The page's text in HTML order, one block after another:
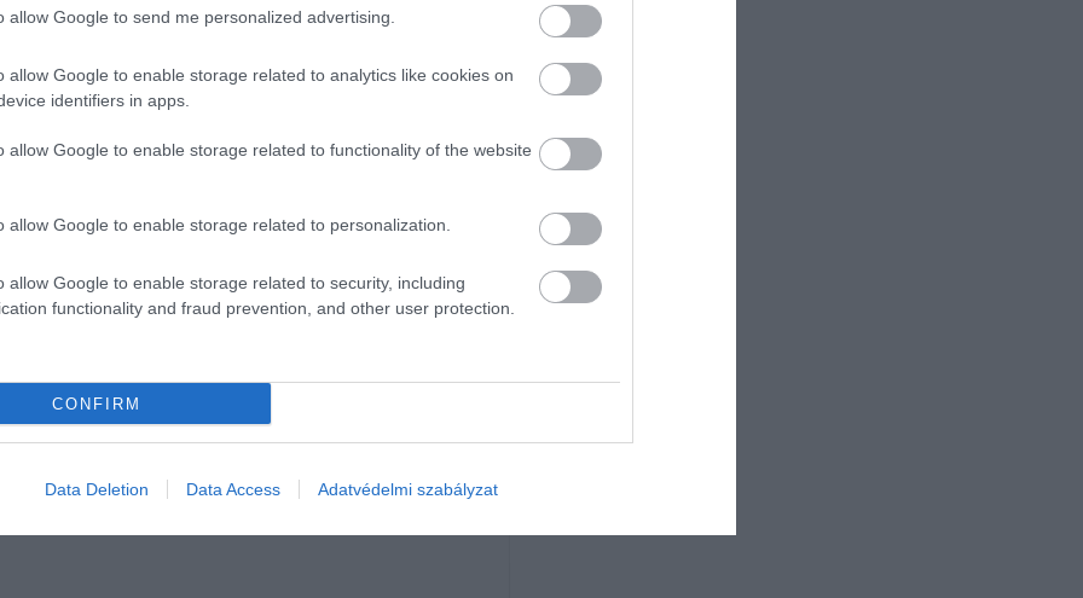
allow Google to send me personalized advertising.
allow Google to enable storage related to analytics like cookies on
identifiers in apps.
allow Google to enable storage related to functionality of the website
allow Google to enable storage related to personalization.
allow Google to enable storage related to security, including
functionality and fraud prevention, and other user protection.
CONFIRM
Data Deletion Data Access Adatvédelmi szabályzat
éveseknélfordult elő, a halálos esetek pedig leginkább
foglalkoztatási aránnyal – részben a hosszú ideje
előírások megsértése vagy a kötelező oktatás
mert a képzések, ellenőrzések és belső szabályok
közel 3 millió ember hal meg munkához köthető
millióan szenvednek nem halálos munkahelyi sérülést,
Hazánkban a KSH szerint a munkavállalók évente